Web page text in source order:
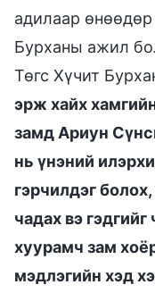
адилаар
Бурханы ажил
Төгс Хүчит
эрж хайх
замд Ариун
нь үнэний
гэрчилдэг
чадах вэ
хуурамч зам
мэдлэгийн хэд